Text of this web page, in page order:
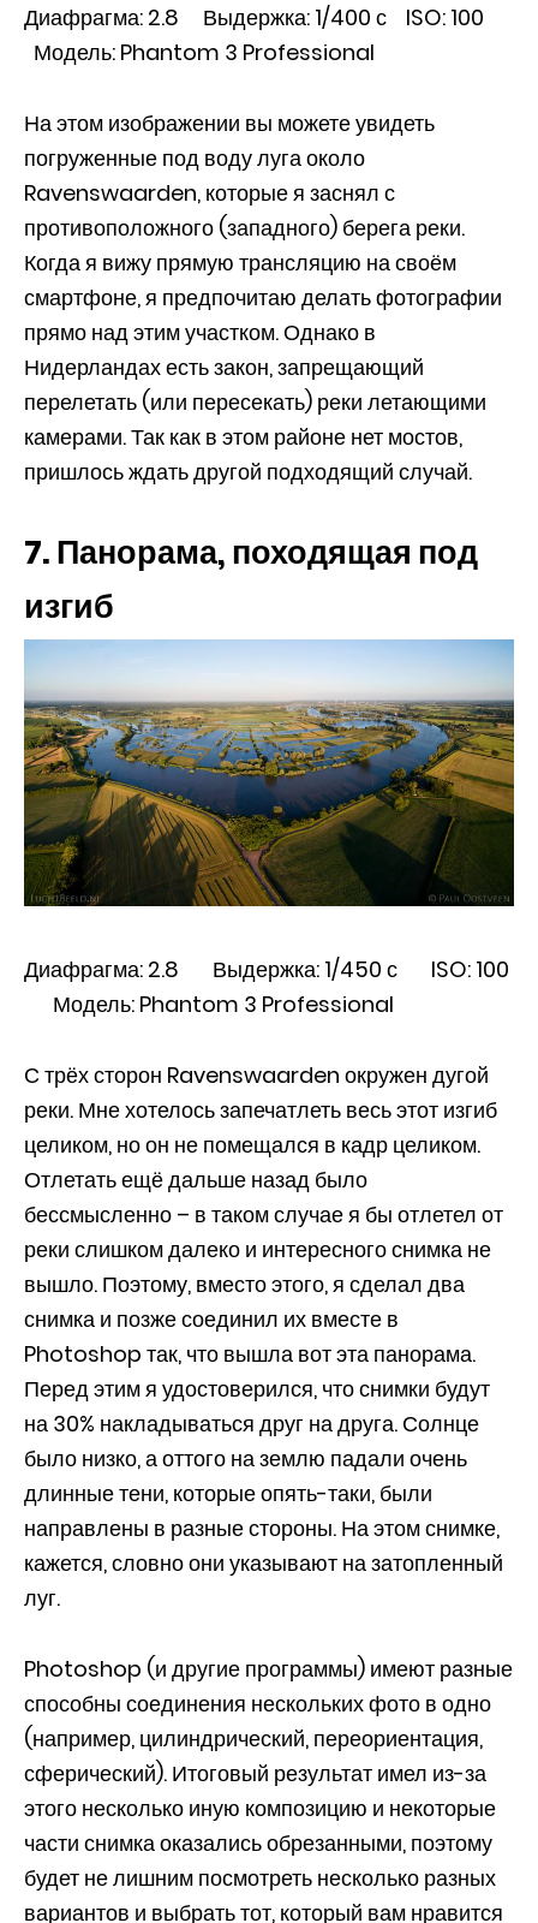
Диафрагма: 2.8 Выдержка: 1/400 с ISO: 100
Модель: Phantom 3 Professional
На этом изображении вы можете увидеть
погруженные под воду луга около
Ravenswaarden, которые я заснял с
противоположного (западного) берега реки.
Когда я вижу прямую трансляцию на своём
смартфоне, я предпочитаю делать фотографии
прямо над этим участком. Однако в
Нидерландах есть закон, запрещающий
перелетать (или пересекать) реки летающими
камерами. Так как в этом районе нет мостов,
пришлось ждать другой подходящий случай.
7. Панорама, походящая под
изгиб
Диафрагма: 2.8 Выдержка: 1/450 с ISO: 100
Модель: Phantom 3 Professional
С трёх сторон Ravenswaarden окружен дугой
реки. Мне хотелось запечатлеть весь этот изгиб
целиком, но он не помещался в кадр целиком.
Отлетать ещё дальше назад было
бессмысленно – в таком случае я бы отлетел от
реки слишком далеко и интересного снимка не
вышло. Поэтому, вместо этого, я сделал два
снимка и позже соединил их вместе в
Photoshop так, что вышла вот эта панорама.
Перед этим я удостоверился, что снимки будут
на 30% накладываться друг на друга. Солнце
было низко, а оттого на землю падали очень
длинные тени, которые опять-таки, были
направлены в разные стороны. На этом снимке,
кажется, словно они указывают на затопленный
луг.
Photoshop (и другие программы) имеют разные
способны соединения нескольких фото в одно
(например, цилиндрический, переориентация,
сферический). Итоговый результат имел из-за
этого несколько иную композицию и некоторые
части снимка оказались обрезанными, поэтому
будет не лишним посмотреть несколько разных
вариантов и выбрать тот, который вам нравится